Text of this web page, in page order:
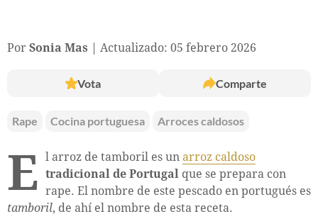
Por Sonia Mas Actualizado: 05 febrero 2026
Vota Comparte
Rape Cocina portuguesa Arroces caldosos
E l arroz de tamboril es un arroz caldoso
tradicional de Portugal que se prepara con
rape. El nombre de este pescado en portugués es
tamboril, de ahí el nombre de esta receta.